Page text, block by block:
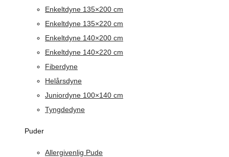
Enkeltdyne 135×200 cm
Enkeltdyne 135×220 cm
Enkeltdyne 140×200 cm
Enkeltdyne 140×220 cm
Fiberdyne
Helårsdyne
Juniordyne 100×140 cm
Tyngdedyne
Puder
Allergivenlig Pude